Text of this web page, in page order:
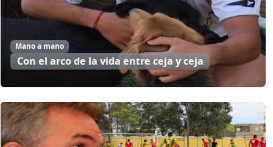
Mano a mano
Con el arco de la vida entre ceja y ceja